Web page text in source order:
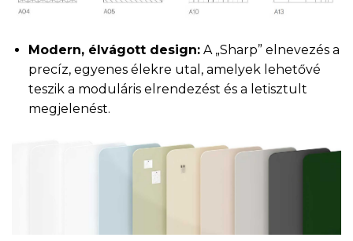
Modern, élvágott design:A „Sharp” elnevezés a
precíz, egyenes élekre utal, amelyek lehetővé
teszik a moduláris elrendezést és a letisztult
megjelenést.